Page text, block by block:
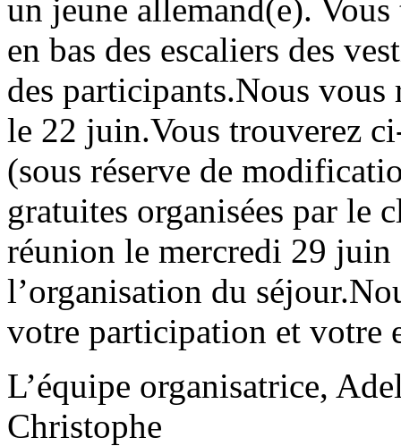
un jeune allemand(e).
en bas des escaliers des
des participants.Nous
le 22 juin.Vous trouverez
(sous réserve de
gratuites organisées par le
réunion le mercredi 29
l’organisation du
votre participation et votre
L’équipe organisatrice,
Christophe